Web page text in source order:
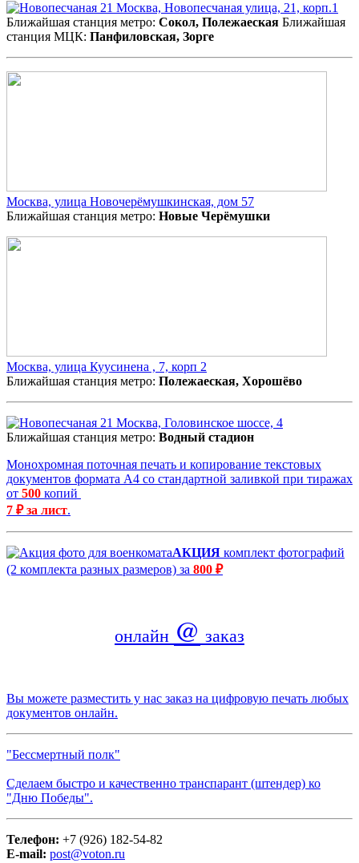
Москва, Новопесчаная улица, 21, корп.1
Ближайшая станция метро: Сокол, Полежаеская Ближайшая
станция МЦК: Панфиловская, Зорге
Москва, улица Новочерёмушкинская, дом 57
Ближайшая станция метро: Новые Черёмушки
Москва, улица Куусинена , 7, корп 2
Ближайшая станция метро: Полежаеская, Хорошёво
Москва, Головинское шоссе, 4
Ближайшая станция метро: Водный стадион
Монохромная поточная печать и копирование текстовых
документов формата А4 со стандартной заливкой при тиражах
от 500 копий
7 ₽ за лист.
АКЦИЯ комплект фотографий
(2 комплекта разных размеров) за 800 ₽
онлайн @ заказ
Вы можете разместить у нас заказ на цифровую печать любых
документов онлайн.
"Бессмертный полк"
Сделаем быстро и качественно транспарант (штендер) ко
"Дню Победы".
Телефон: +7 (926) 182-54-82
E-mail: post@voton.ru